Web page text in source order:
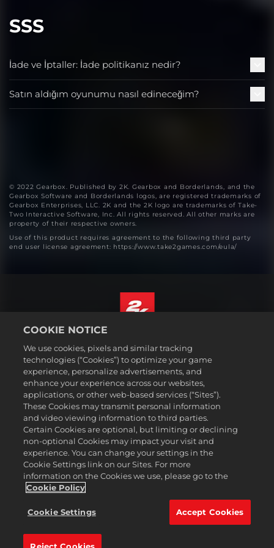
SSS
İade ve İptaller: İade politikanız nedir?
Satın aldığım oyunumu nasıl edineceğim?
© 2022 Gearbox. Published by 2K. Gearbox and Borderlands, and the
Gearbox Software and Borderlands logos, are registered trademarks of
Gearbox Enterprises, LLC. 2K and the 2K logo are trademarks of Take-
Two Interactive Software, Inc. All rights reserved. All other marks are
property of their respective owners.
Use of this product requires agreement to the following third party
end user license agreement: https://www.take2games.com/eula/
Hizmet Şartları
Gizlilik Politikası
Çerez Politikası
Destek
Kişisel Bilgilerimi Satma veya Paylaşma
Order Lookup & Refunds
2K Ad Partners
©2016-2026 Take-Two Interactive Software Inc. 2K, Firaxis Games,
Civilization, and their respective logos are trademarks of Take-Two
Interactive Software, Inc. All rights reserved.
Burada adı geçen tüm ticari markalar ilgili sahiplerinin
Türkçe
COOKIE NOTICE
We use cookies, pixels and similar tracking
technologies (“Cookies”) to optimize your game
experience, personalize advertisements, and
enhance your experience across our websites,
applications, or other web-based services (“Sites”).
These Cookies may transmit personal information
and video viewing information to third parties.
Certain Cookies are optional, but limiting or declining
non-optional Cookies may impact your visit and
experience. You can change your settings in the
Cookie Settings link on our Sites. For more
information on the Cookies we use, please go to the
Cookie Policy
Cookie Settings Accept Cookies